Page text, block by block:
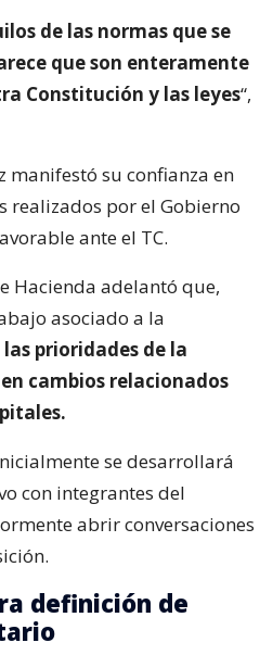
de las normas que se
que son enteramente
Constitución y las leyes“,
manifestó su confianza en
realizados por el Gobierno
ante el TC.
Hacienda adelantó que,
asociado a la
las prioridades de la
cambios relacionados
se desarrollará
con integrantes del
abrir conversaciones
definición de